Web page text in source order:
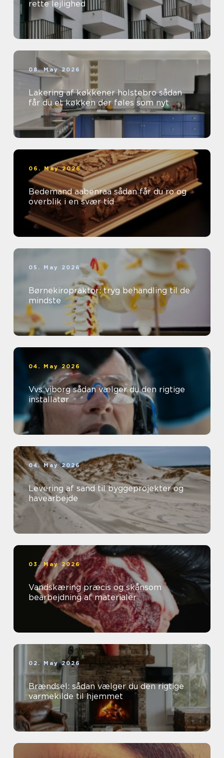
rette lejlighed
08. May 2026
Lakering af køkkener holstebro sådan
får du et køkken der føles som nyt
06. May 2026
Bedemand aabenraa sådan får du ro og
overblik i en svær tid
05. May 2026
Børnekiropraktor: tryg behandling til de
mindste
04. May 2026
Vvs viborg sådan vælger du den rigtige
installatør
04. May 2026
Levering af sand til byggeprojekter og
havearbejde
03. May 2026
Vandskæring præcis og skånsom
bearbejdning af materialer
02. May 2026
Brændsel: sådan vælger du den rigtige
varmekilde til hjemmet